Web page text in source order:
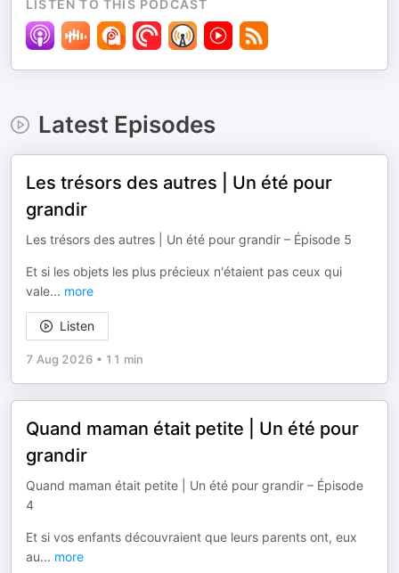
LISTEN TO THIS PODCAST
Latest Episodes
Les trésors des autres | Un été pour
grandir
Les trésors des autres | Un été pour grandir – Épisode 5
Et si les objets les plus précieux n'étaient pas ceux qui
vale... more
Listen
7 Aug 2026 • 11 min
Quand maman était petite | Un été pour
grandir
Quand maman était petite | Un été pour grandir – Épisode
4
Et si vos enfants découvraient que leurs parents ont, eux
au... more